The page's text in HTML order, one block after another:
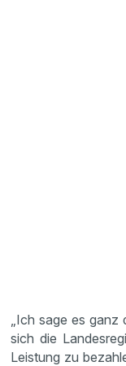
„Ich sage es
sich die
Leistung zu